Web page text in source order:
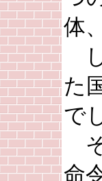
体
た
で
命